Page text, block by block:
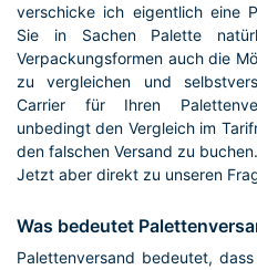
verschicke ich eigentlich eine
Sie in Sachen Palette
Verpackungsformen auch die
zu vergleichen und
Carrier für Ihren
unbedingt den Vergleich im
den falschen Versand zu buchen.
Jetzt aber direkt zu unseren
Was bedeutet
Palettenversand bedeutet,